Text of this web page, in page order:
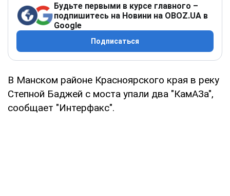
Будьте первыми в курсе главного –
подпишитесь на Новини на OBOZ.UA в
Google
Подписаться
В Манском районе Красноярского края в реку
Степной Баджей с моста упали два "КамАЗа",
сообщает "Интерфакс".